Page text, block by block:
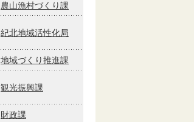
農山漁村づくり課
紀北地域活性化局
地域づくり推進課
観光振興課
財政課